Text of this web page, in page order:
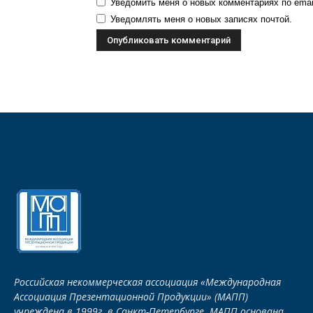
Уведомить меня о новых комментариях по
Уведомлять меня о новых записях почтой.
Российская некоммерческая ассоциация «Международная
Ассоциация Презентационной Продукции» (МАПП)